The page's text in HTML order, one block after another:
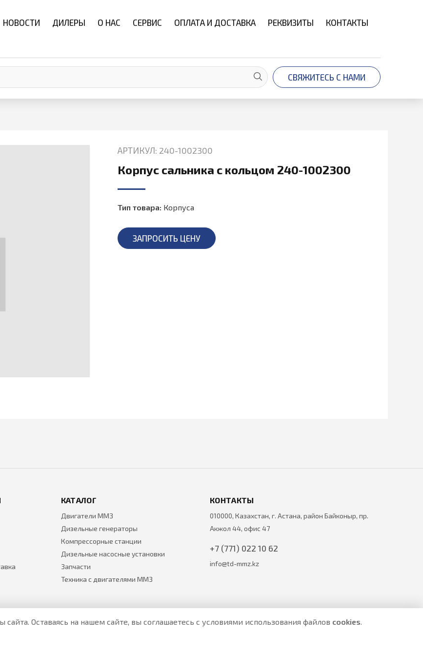
НОВОСТИ ДИЛЕРЫ О НАС СЕРВИС ОПЛАТА И ДОСТАВКА РЕКВИЗИТЫ КОНТАКТЫ
СВЯЖИТЕСЬ С НАМИ
АРТИКУЛ: 240-1002300
Корпус сальника с кольцом 240-1002300
Тип товара: Корпуса
ЗАПРОСИТЬ ЦЕНУ
КАТАЛОГ
Двигатели ММЗ
Дизельные генераторы
Компрессорные станции
Дизельные насосные установки
Запчасти
Техника с двигателями ММЗ
КОНТАКТЫ
010000, Казахстан, г. Астана, район Байконыр, пр.
Акжол 44, офис 47
+7 (771) 022 10 62
info@td-mmz.kz
сайта. Оставаясь на нашем сайте, вы соглашаетесь с условиями использования файлов cookies.